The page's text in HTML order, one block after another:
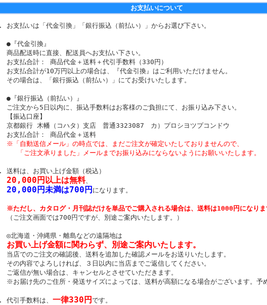
お支払いについて
お支払いは「代金引換」「銀行振込（前払い）」からお選び下さい。
●『代金引換』
商品配送時に直接、配送員へお支払い下さい。
お支払合計： 商品代金＋送料＋代引手数料（330円）
お支払合計が10万円以上の場合は、『代金引換』はご利用いただけません。
その場合は、「銀行振込（前払い）」にてお受けいたします。
●『銀行振込（前払い）』
ご注文から5日以内に、振込手数料はお客様のご負担にて、お振り込み下さい。
【振込口座】
京都銀行 木幡（コハタ）支店 普通3323087 カ）プロシヨツプコンドウ
お支払合計： 商品代金＋送料
※「自動送信メール」の時点では、まだご注文が確定いたしておりませんので、
「ご注文承りました」メールまでお振り込みにならないようにお願いいたします。
送料は、お買い上げ金額（税込）
20,000円以上は無料、
20,000円未満は700円 になります。
※ただし、カタログ・月刊誌だけを単品でご購入される場合は、送料は1000円になりま
（ご注文画面では700円ですが、別途ご案内いたします。）
◎北海道・沖縄県・離島などの遠隔地は
お買い上げ金額に関わらず、別途ご案内いたします。
当店でのご注文の確認後、送料を追加した確認メールをお送りいたします。
その内容でよろしければ、３日以内に当店までご返信してください。
ご返信が無い場合は、キャンセルとさせていただきます。
※お届け先のご住所・発送サイズによっては、送料が高額になる場合がございます。予
代引手数料は、 一律330円 です。